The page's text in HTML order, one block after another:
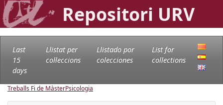
Repositori URV
Last
15
days
Llistat per
col·leccions
Llistado por
colecciones
List for
collections
Treballs Fi de MàsterPsicologia